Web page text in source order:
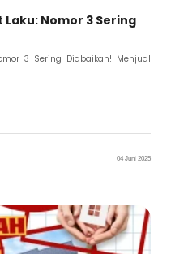
Nomor 3 Sering
3 Sering Diabaikan! Menjual
04 Juni 2025